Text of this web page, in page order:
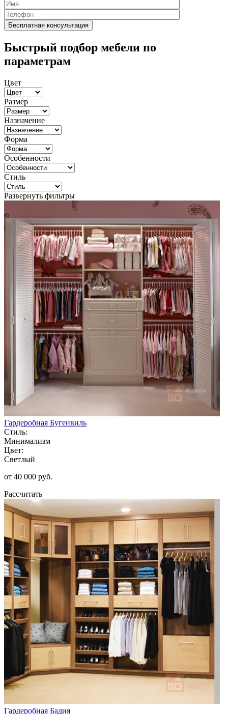
Быстрый подбор мебели по
параметрам
Цвет
Размер
Назначение
Форма
Особенности
Стиль
Развернуть фильтры
Гардеробная Бугенвиль
Стиль:
Минимализм
Цвет:
Светлый
от 40 000 руб.
Рассчитать
Гардеробная Бадия